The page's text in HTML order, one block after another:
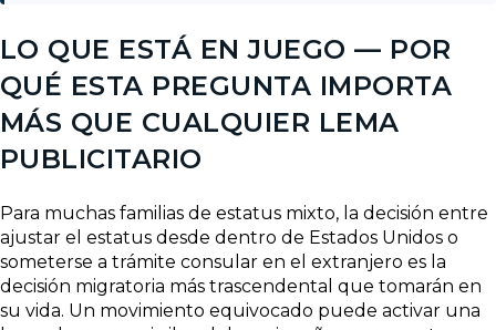
LO QUE ESTÁ EN JUEGO — POR
QUÉ ESTA PREGUNTA IMPORTA
MÁS QUE CUALQUIER LEMA
PUBLICITARIO
Para muchas familias de estatus mixto, la decisión entre
ajustar el estatus desde dentro de Estados Unidos o
someterse a trámite consular en el extranjero es la
decisión migratoria más trascendental que tomarán en
su vida. Un movimiento equivocado puede activar una